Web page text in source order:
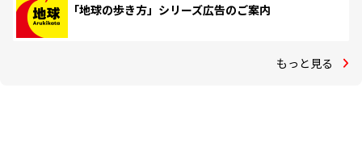
「地球の歩き方」シリーズ広告のご案内
もっと見る